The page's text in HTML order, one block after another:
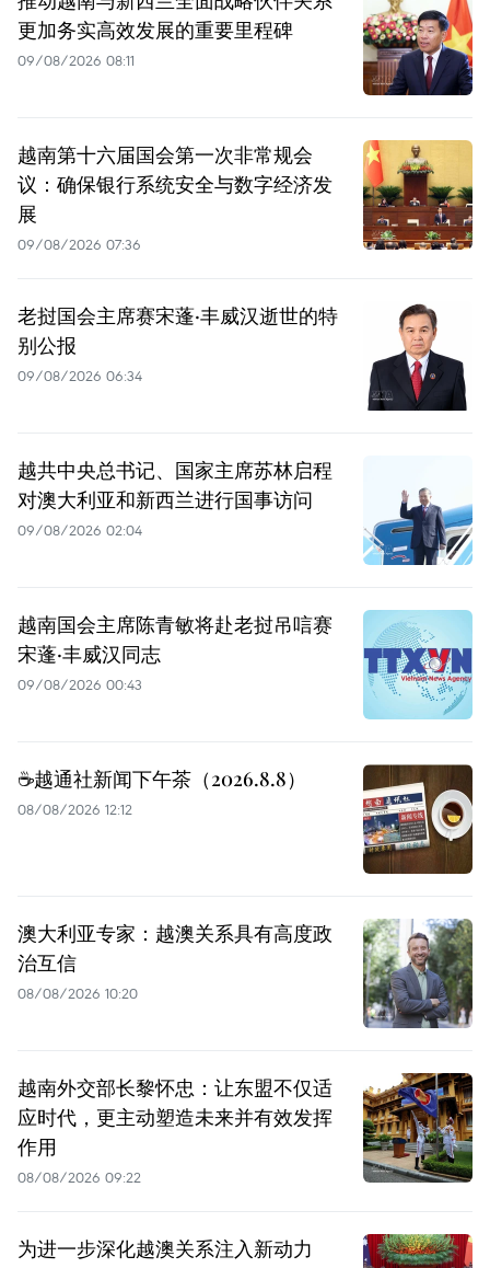
更加务实高效发展的重要里程碑
09/08/2026 08:11
越南第十六届国会第一次非常规会
议：确保银行系统安全与数字经济发
展
09/08/2026 07:36
老挝国会主席赛宋蓬·丰威汉逝世的特
别公报
09/08/2026 06:34
越共中央总书记、国家主席苏林启程
对澳大利亚和新西兰进行国事访问
09/08/2026 02:04
越南国会主席陈青敏将赴老挝吊唁赛
宋蓬·丰威汉同志
09/08/2026 00:43
☕️越通社新闻下午茶（2026.8.8）
08/08/2026 12:12
澳大利亚专家：越澳关系具有高度政
治互信
08/08/2026 10:20
越南外交部长黎怀忠：让东盟不仅适
应时代，更主动塑造未来并有效发挥
作用
08/08/2026 09:22
为进一步深化越澳关系注入新动力